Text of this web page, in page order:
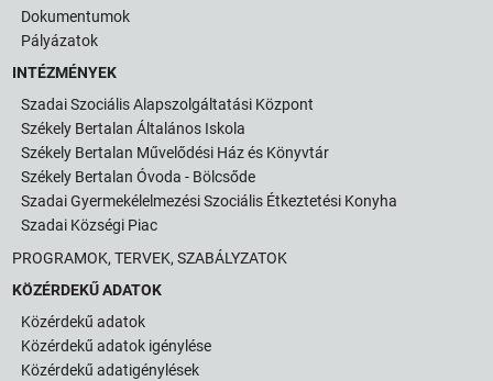
Dokumentumok
Pályázatok
INTÉZMÉNYEK
Szadai Szociális Alapszolgáltatási Központ
Székely Bertalan Általános Iskola
Székely Bertalan Művelődési Ház és Könyvtár
Székely Bertalan Óvoda - Bölcsőde
Szadai Gyermekélelmezési Szociális Étkeztetési Konyha
Szadai Községi Piac
PROGRAMOK, TERVEK, SZABÁLYZATOK
KÖZÉRDEKŰ ADATOK
Közérdekű adatok
Közérdekű adatok igénylése
Közérdekű adatigénylések